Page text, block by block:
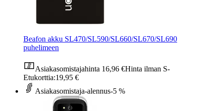
Beafon akku SL470/SL590/SL660/SL670/SL690
puhelimeen
Asiakasomistajahinta 16,96 €Hinta ilman S-
Etukorttia:19,95 €
Asiakasomistaja-alennus-5 %